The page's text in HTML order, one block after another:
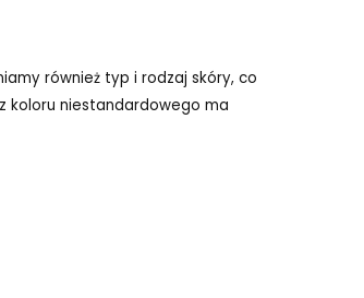
również typ i rodzaj skóry, co
koloru niestandardowego ma